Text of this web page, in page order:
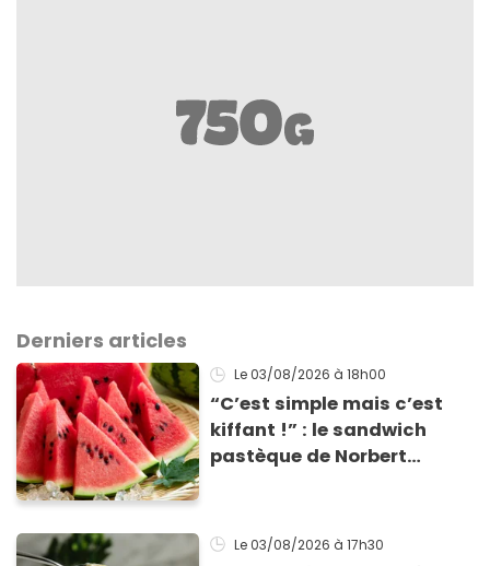
Derniers articles
Le 03/08/2026 à 18h00
“C’est simple mais c’est
kiffant !” : le sandwich
pastèque de Norbert
Le 03/08/2026 à 17h30